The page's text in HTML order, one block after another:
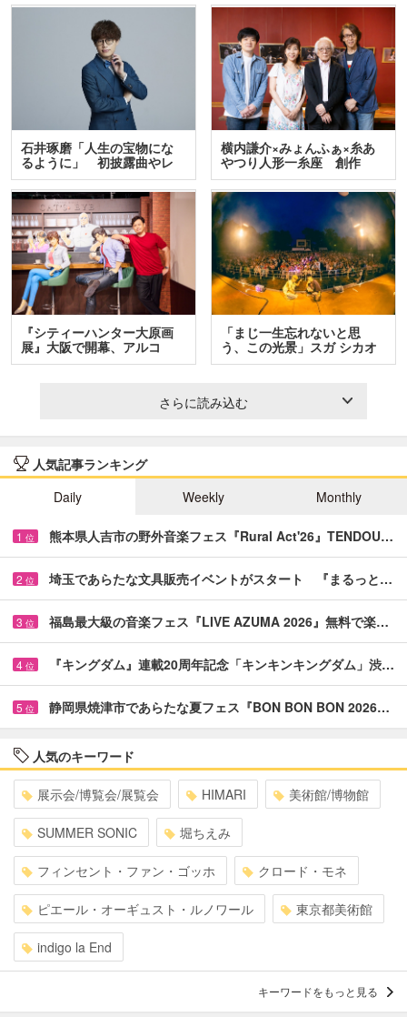
石井琢磨「人生の宝物にな
るように」 初披露曲やレ
ア…
横内謙介×みょんふぁ×糸あ
やつり人形一糸座 創作
人…
『シティーハンター大原画
展』大阪で開幕、アルコ
＆…
「まじ一生忘れないと思
う、この光景」スガ シカオ
と…
さらに読み込む
人気記事ランキング
Daily
Weekly Monthly
1 位 熊本県人吉市の野外音楽フェス『Rural Act'26』TENDOU…
2 位 埼玉であらたな文具販売イベントがスタート 『まるっと…
3 位 福島最大級の音楽フェス『LIVE AZUMA 2026』無料で楽…
4 位 『キングダム』連載20周年記念「キンキンキングダム」渋…
5 位 静岡県焼津市であらたな夏フェス『BON BON BON 2026…
人気のキーワード
展示会/博覧会/展覧会 HIMARI 美術館/博物館
SUMMER SONIC 堀ちえみ
フィンセント・ファン・ゴッホ クロード・モネ
ピエール・オーギュスト・ルノワール 東京都美術館
indigo la End
キーワードをもっと見る